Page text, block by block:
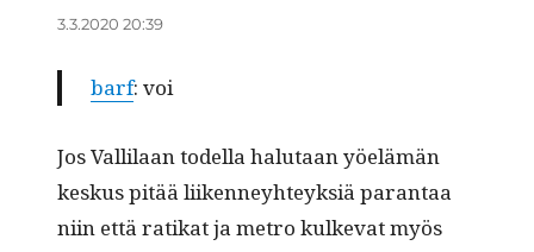
3.3.2020 20:39
barf: voi
Jos Vallilaan todel­la halu­taan yöelämän
keskus pitää liiken­ney­hteyk­siä paran­taa
niin että ratikat ja metro kulke­vat myös